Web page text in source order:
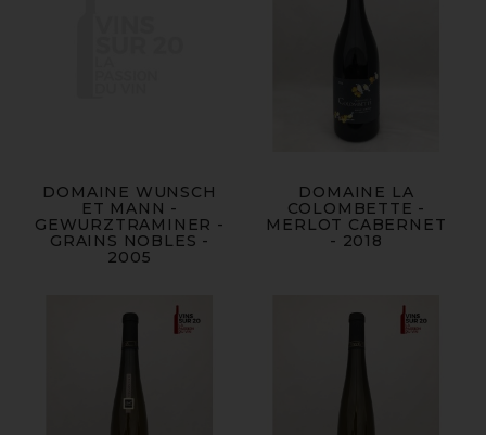
DOMAINE WUNSCH
ET MANN -
GEWURZTRAMINER -
GRAINS NOBLES -
2005
DOMAINE LA
COLOMBETTE -
MERLOT CABERNET
- 2018